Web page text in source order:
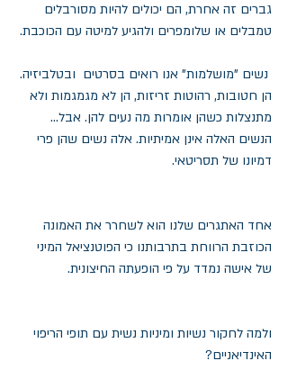
גברים זה אחרת, הם יכולים להיות מסורבלים
טמבלים או שלומפרים ולהגיע למיטה עם הכוכבת.
נשים "מושלמות" אנו רואים בסרטים  ובטלביזיה.
הן חטובות, רהוטות זריזות, הן לא מגמגמות ולא
מתנצלות כשהן אומרות מה נעים להן. אבל...
הנשים האלה אינן אמיתיות. אלה נשים שהן פרי
דמיונו של תסריטאי.
אחד האתגרים שלנו הוא לשחרר את האמונה
הכוזבת הרווחת בתרבותנו כי הפוטנציאל המיני
של אישה נמדד על פי הופעתה החיצונית.
ולמה לחקור נשיות ומיניות נשית עם תופי הריפוי
האינדיאניים?